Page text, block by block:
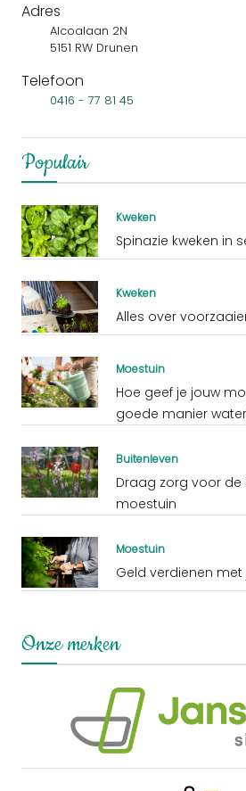
Adres
Alcoalaan 2N
5151 RW Drunen
Telefoon
0416 - 77 81 45
Populair
Kweken
Spinazie kweken in
Kweken
Alles over
Moestuin
Hoe geef je jouw
goede manier
Buitenleven
Draag zorg voor
moestuin
Moestuin
Geld verdienen
Onze merken